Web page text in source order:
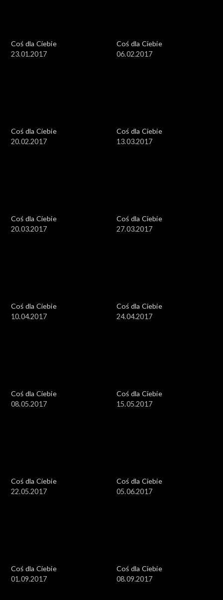
Coś dla Ciebie
23.01.2017
Coś dla Ciebie
06.02.2017
Coś dla Ciebie
20.02.2017
Coś dla Ciebie
13.03.2017
Coś dla Ciebie
20.03.2017
Coś dla Ciebie
27.03.2017
Coś dla Ciebie
10.04.2017
Coś dla Ciebie
24.04.2017
Coś dla Ciebie
08.05.2017
Coś dla Ciebie
15.05.2017
Coś dla Ciebie
22.05.2017
Coś dla Ciebie
05.06.2017
Coś dla Ciebie
01.09.2017
Coś dla Ciebie
08.09.2017